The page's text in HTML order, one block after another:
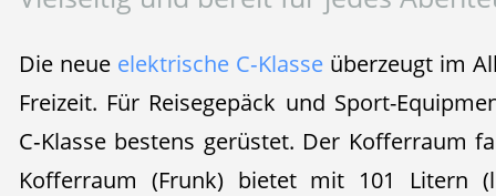
Die neue elektrische C‑Klasseüberzeugt im
Freizeit. Für Reisegepäck und Sport-
C‑Klasse bestens gerüstet. Der Kofferraum
Kofferraum (Frunk) bietet mit 101 Litern